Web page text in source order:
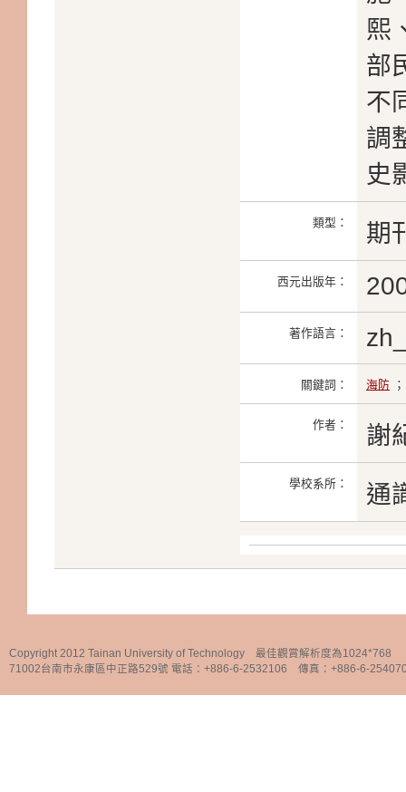
熙
部
不
調
史
類型： 期
西元出版年：
著作語言：
關鍵詞： 海防
作者： 謝
學校系所： 通
Copyright 2012 Tainan University of Technology 最佳觀賞解析度為1024*768
71002台南市永康區中正路529號 電話：+886-6-2532106 傳真：+886-6-